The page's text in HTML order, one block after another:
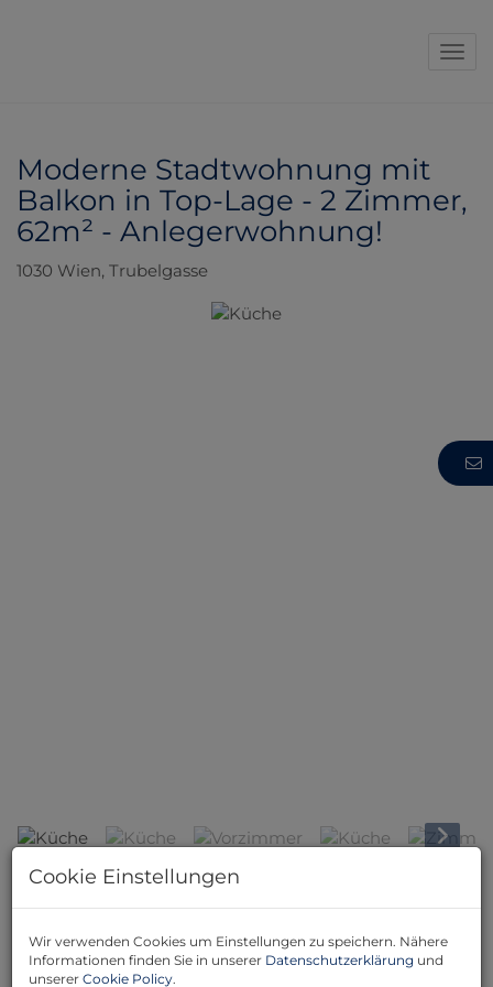
Moderne Stadtwohnung mit
Balkon in Top-Lage - 2 Zimmer,
62m² - Anlegerwohnung!
1030 Wien, Trubelgasse
Willkommen in Ihrem neuen Zuhause in einer der
begehrtesten Gegenden Wiens – in der
Cookie Einstellungen
Wir verwenden Cookies um Einstellungen zu speichern. Nähere
Informationen finden Sie in unserer Datenschutzerklärung und
unserer Cookie Policy.